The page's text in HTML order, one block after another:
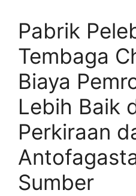
Pabrik
Tembaga
Biaya
Lebih Baik
Perkiraan
Sumber